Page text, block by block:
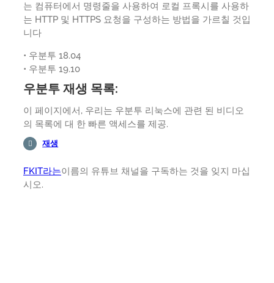
는 컴퓨터에서 명령줄을 사용하여 로컬 프록시를 사용하
는 HTTP 및 HTTPS 요청을 구성하는 방법을 가르칠 것입
니다
• 우분투 18.04
• 우분투 19.10
우분투 재생 목록:
이 페이지에서, 우리는 우분투 리눅스에 관련 된 비디오
의 목록에 대 한 빠른 액세스를 제공.
재생
FKIT라는이름의 유튜브 채널을 구독하는 것을 잊지 마십
시오.